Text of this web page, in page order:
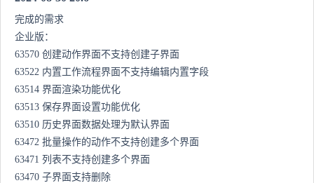
完成的需求
企业版：
63570 创建动作界面不支持创建子界面
63522 内置工作流程界面不支持编辑内置字段
63514 界面渲染功能优化
63513 保存界面设置功能优化
63510 历史界面数据处理为默认界面
63472 批量操作的动作不支持创建多个界面
63471 列表不支持创建多个界面
63470 子界面支持删除